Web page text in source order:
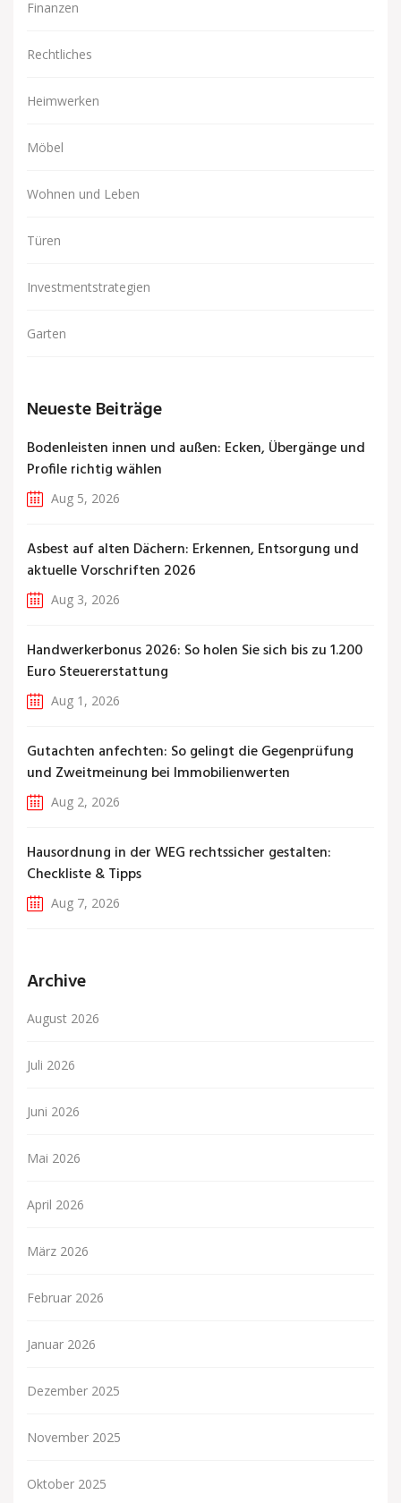
Finanzen
Rechtliches
Heimwerken
Möbel
Wohnen und Leben
Türen
Investmentstrategien
Garten
Neueste Beiträge
Bodenleisten innen und außen: Ecken, Übergänge und
Profile richtig wählen
Aug 5, 2026
Asbest auf alten Dächern: Erkennen, Entsorgung und
aktuelle Vorschriften 2026
Aug 3, 2026
Handwerkerbonus 2026: So holen Sie sich bis zu 1.200
Euro Steuererstattung
Aug 1, 2026
Gutachten anfechten: So gelingt die Gegenprüfung
und Zweitmeinung bei Immobilienwerten
Aug 2, 2026
Hausordnung in der WEG rechtssicher gestalten:
Checkliste & Tipps
Aug 7, 2026
Archive
August 2026
Juli 2026
Juni 2026
Mai 2026
April 2026
März 2026
Februar 2026
Januar 2026
Dezember 2025
November 2025
Oktober 2025